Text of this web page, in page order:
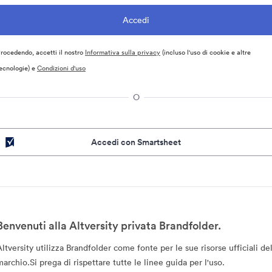
accetti il nostro Informativa sulla privacy(incluso l'uso di cookie e altre
eCondizioni d'uso
O
Accedi con Smartsheet
alla Altversity privata Brandfolder.
utilizza Brandfolder come fonte per le sue risorse ufficiali del
prega di rispettare tutte le linee guida per l'uso.